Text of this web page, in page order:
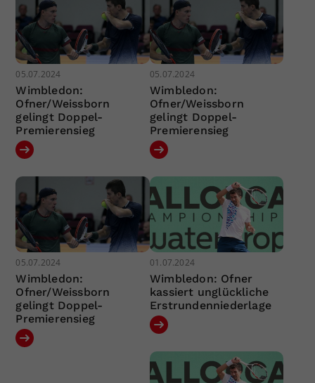
05.07.2024
Wimbledon:
Ofner/Weissborn
gelingt Doppel-
Premierensieg
05.07.2024
Wimbledon:
Ofner/Weissborn
gelingt Doppel-
Premierensieg
05.07.2024
Wimbledon:
Ofner/Weissborn
gelingt Doppel-
Premierensieg
01.07.2024
Wimbledon: Ofner
kassiert unglückliche
Erstrundenniederlage